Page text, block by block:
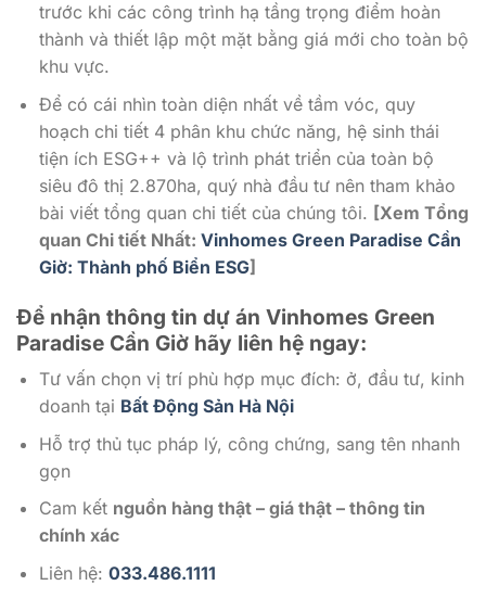
trước khi các công trình hạ tầng trọng điểm hoàn
thành và thiết lập một mặt bằng giá mới cho toàn bộ
khu vực.
Để có cái nhìn toàn diện nhất về tầm vóc, quy
hoạch chi tiết 4 phân khu chức năng, hệ sinh thái
tiện ích ESG++ và lộ trình phát triển của toàn bộ
siêu đô thị 2.870ha, quý nhà đầu tư nên tham khảo
bài viết tổng quan chi tiết của chúng tôi. [Xem Tổng
quan Chi tiết Nhất: Vinhomes Green Paradise Cần
Giờ: Thành phố Biển ESG]
Để nhận thông tin dự án Vinhomes Green
Paradise Cần Giờ hãy liên hệ ngay:
Tư vấn chọn vị trí phù hợp mục đích: ở, đầu tư, kinh
doanh tại Bất Động Sản Hà Nội
Hỗ trợ thủ tục pháp lý, công chứng, sang tên nhanh
gọn
Cam kết nguồn hàng thật – giá thật – thông tin
chính xác
Liên hệ: 033.486.1111